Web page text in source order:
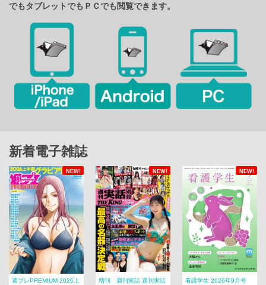
でもタブレットでもＰＣでも閲覧できます。
新着電子雑誌
NEW! NEW! NEW!
週プレPREMIUM 2026上
増刊 週刊実話 週刊実話
看護学生 2026年9月号